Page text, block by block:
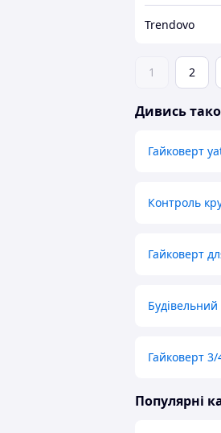
Trendovo
1 2
Дивись
Гайковерт
Контроль
Гайковерт
Гайковерт
Популярні